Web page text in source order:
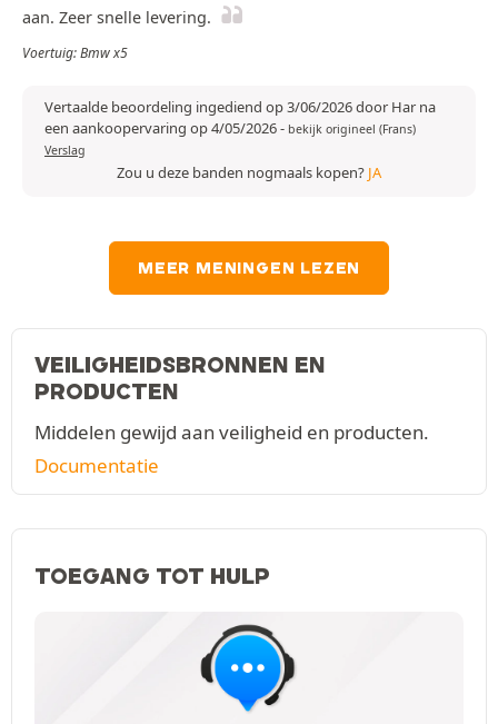
aan. Zeer snelle levering.
Voertuig: Bmw x5
Vertaalde beoordeling ingediend op 3/06/2026 door Har na
een aankoopervaring op 4/05/2026- bekijk origineel (Frans)
Verslag
Zou u deze banden nogmaals kopen? JA
MEER MENINGEN LEZEN
VEILIGHEIDSBRONNEN EN
PRODUCTEN
Middelen gewijd aan veiligheid en producten.
Documentatie
TOEGANG TOT HULP